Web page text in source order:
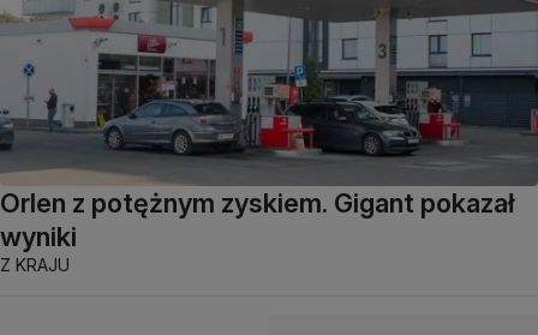
Orlen z potężnym zyskiem. Gigant pokazał
wyniki
Z KRAJU